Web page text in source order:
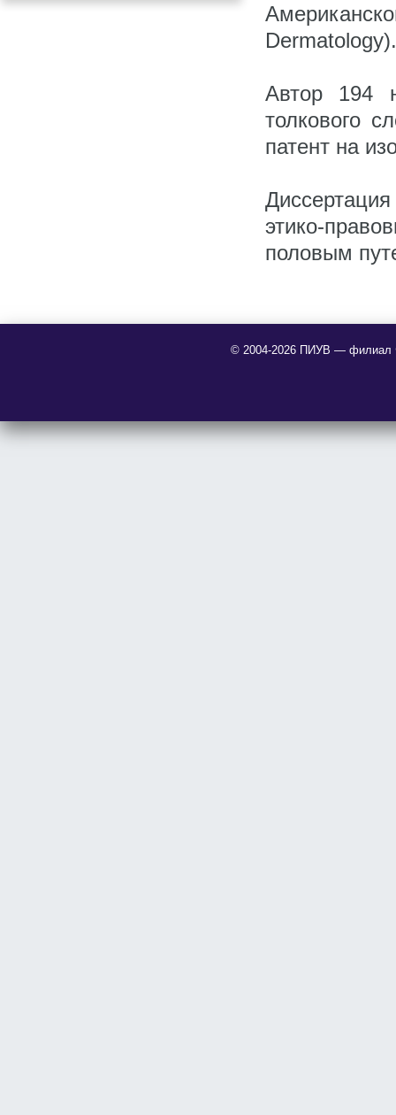
Dermatology).
Автор 194
толкового
патент на
этико-
половым
© 2004-2026 ПИУВ — филиал